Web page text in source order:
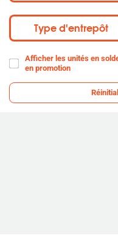
Type d'entrepôt
Afficher les unités en
en promotion